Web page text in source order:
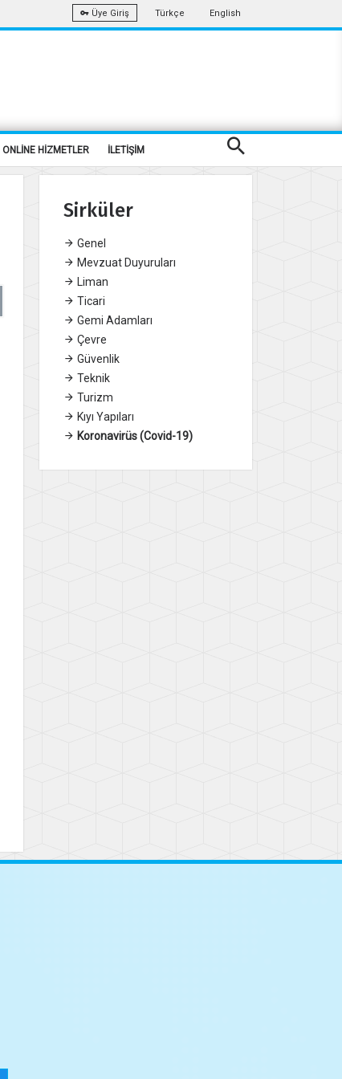
Üye Giriş Türkçe English
ONLİNE HİZMETLER İLETİŞİM
Sirküler
Genel
Mevzuat Duyuruları
Liman
Ticari
Gemi Adamları
Çevre
Güvenlik
Teknik
Turizm
Kıyı Yapıları
Koronavirüs (Covid-19)